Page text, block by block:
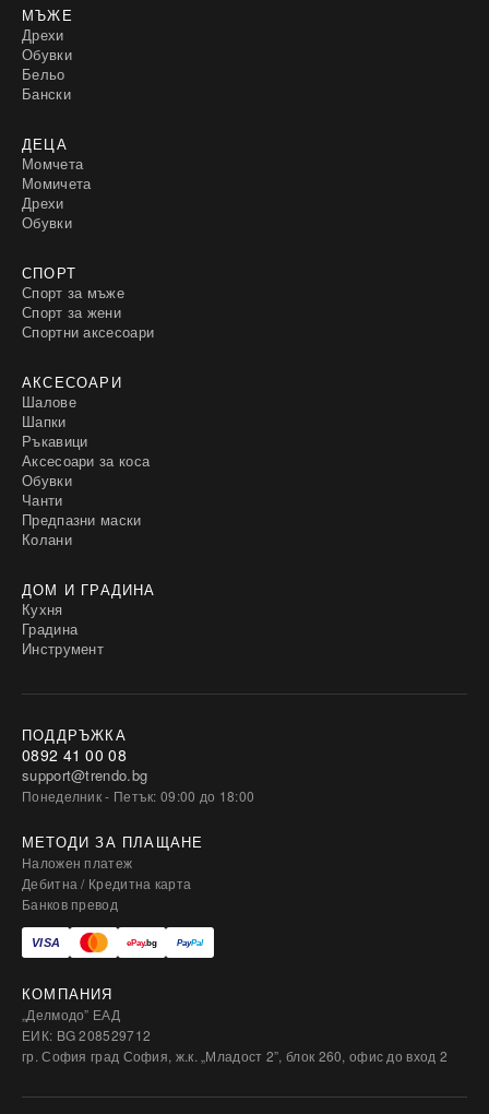
МЪЖЕ
Дрехи
Обувки
Бельо
Бански
ДЕЦА
Момчета
Момичета
Дрехи
Обувки
СПОРТ
Спорт за мъже
Спорт за жени
Спортни аксесоари
АКСЕСОАРИ
Шалове
Шапки
Ръкавици
Аксесоари за коса
Обувки
Чанти
Предпазни маски
Колани
ДОМ И ГРАДИНА
Кухня
Градина
Инструмент
ПОДДРЪЖКА
0892 41 00 08
support@trendo.bg
Понеделник - Петък: 09:00 до 18:00
МЕТОДИ ЗА ПЛАЩАНЕ
Наложен платеж
Дебитна / Кредитна карта
Банков превод
КОМПАНИЯ
„Делмодо” ЕАД
ЕИК: BG 208529712
гр. София град София, ж.к. „Младост 2”, блок 260, офис до вход 2